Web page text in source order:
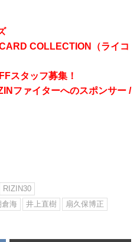
COLLECTION（ライコ
スタッフ募集！
ファイターへのスポンサー /
RIZIN30
倉海 井上直樹
扇久保博正